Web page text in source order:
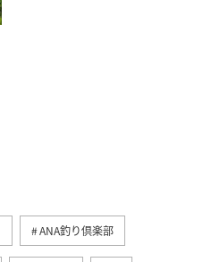
ANA釣り倶楽部